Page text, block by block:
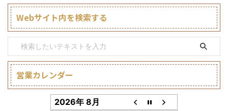
Webサイト内を検索する
営業カレンダー
2026年 8月